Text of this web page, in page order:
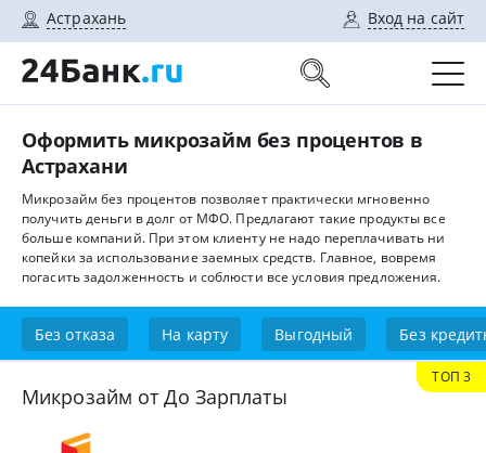
Астрахань Вход на сайт
Оформить микрозайм без процентов в
Астрахани
Микрозайм без процентов позволяет практически мгновенно
получить деньги в долг от МФО. Предлагают такие продукты все
больше компаний. При этом клиенту не надо переплачивать ни
копейки за использование заемных средств. Главное, вовремя
погасить задолженность и соблюсти все условия предложения.
Без отказа На карту Выгодный Без
Микрозайм от До Зарплаты
ТОП 3